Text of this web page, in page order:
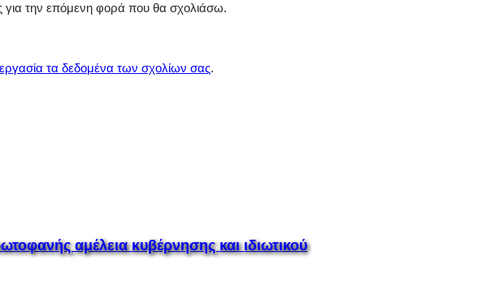
για την επόμενη φορά που θα σχολιάσω.
τα δεδομένα των σχολίων σας.
αμέλεια κυβέρνησης και ιδιωτικού